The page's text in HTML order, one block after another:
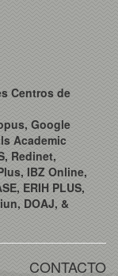
Centros de
Google
Academic
Redinet,
IBZ Online,
ERIH PLUS,
DOAJ, &
CONTACTO